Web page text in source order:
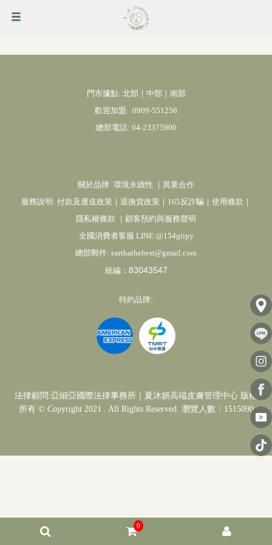
0
門市據點: 北部｜中部｜南部
歡迎加盟: 0909-551256
總部電話: 04-23375900
關於品牌: 環境永續性
異業合作
服務說明: 付款及運送政策 退換貨政策 165反詐騙｜ 使用條款
隱私權條款
顧客預約與服務聲明
全國消費者客服 LINE:@154giipy
總部郵件: earthathebest@gmail.com
統編： 83043547
特約品牌:
法律顧問:亞細亞國際法律事務所｜夏沐妍高端皮膚管理中心 版權
所有 © Copyright 2021 . All Rights Reserved. 瀏覽人數：1515090